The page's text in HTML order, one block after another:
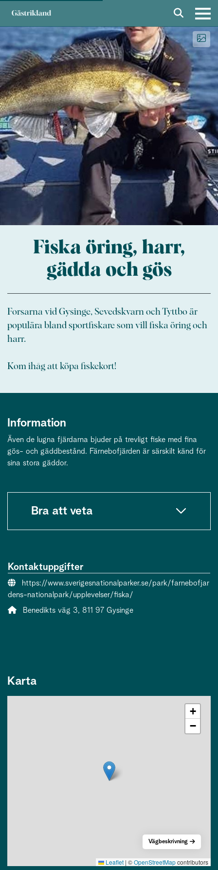
Fiska öring, harr,
gädda och gös
Forsarna vid Gysinge, Sevedskvarn och Tyttbo är
populära bland sportfiskare som vill fiska öring och
harr.
Kom ihåg att köpa fiskekort!
Information
Även de lugna fjärdarna bjuder på trevligt fiske med fina
gös- och gäddbestånd. Färnebofjärden är särskilt känd för
sina stora gäddor.
Bra att veta
Kontaktuppgifter
Webbsida:
https://www.sverigesnationalparker.se/park/farnebofjar
dens-nationalpark/upplevelser/fiska/
Adress:
Benedikts väg 3, 811 97 Gysinge
Karta
+
−
Leaflet | ©OpenStreetMapcontributors
Vägbeskrivning